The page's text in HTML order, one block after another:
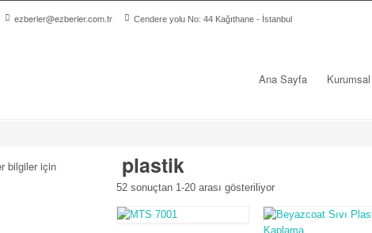
ezberler@ezberler.com.tr Cendere yolu No: 44 Kağıthane - İstanbul
Ana Sayfa Kurumsal
bilgiler için
plastik
52 sonuçtan 1-20 arası gösteriliyor